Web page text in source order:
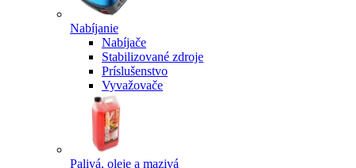
Nabíjanie
Nabíjače
Stabilizované zdroje
Príslušenstvo
Vyvažovače
Palivá, oleje a mazivá